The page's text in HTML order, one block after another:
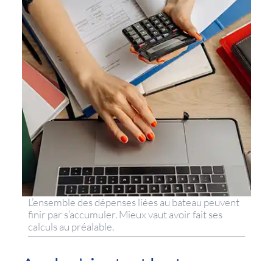
L’ensemble des dépenses liées au bateau peuvent
finir par s’accumuler. Mieux vaut avoir fait ses
calculs au préalable.